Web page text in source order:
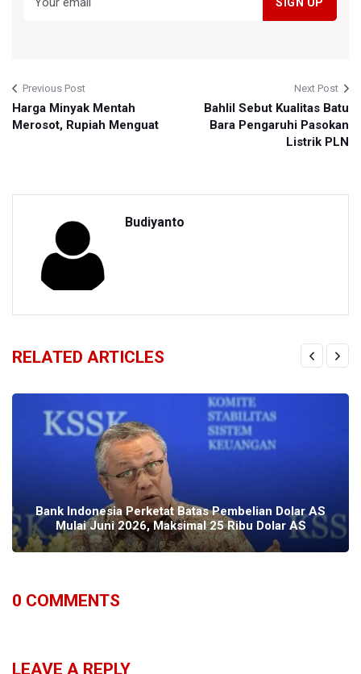
Previous Post
Harga Minyak Mentah
Merosot, Rupiah Menguat
Next Post
Bahlil Sebut Kualitas Batu
Bara Pengaruhi Pasokan
Listrik PLN
Budiyanto
RELATED ARTICLES
Bank Indonesia Perketat Batas Pembelian Dolar AS
Mulai Juni 2026, Maksimal 25 Ribu Dolar AS
0 COMMENTS
LEAVE A REPLY